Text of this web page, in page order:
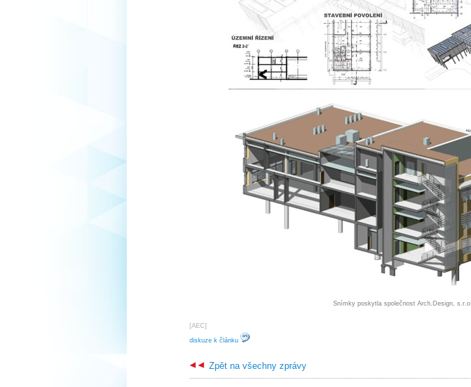
Snímky poskytla společnost Arch.Design, s.r.o
[AEC]
diskuze k článku
Zpět na všechny zprávy